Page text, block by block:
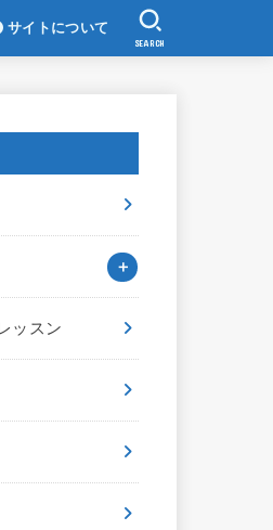
サイトについて
SEARCH
ッスン